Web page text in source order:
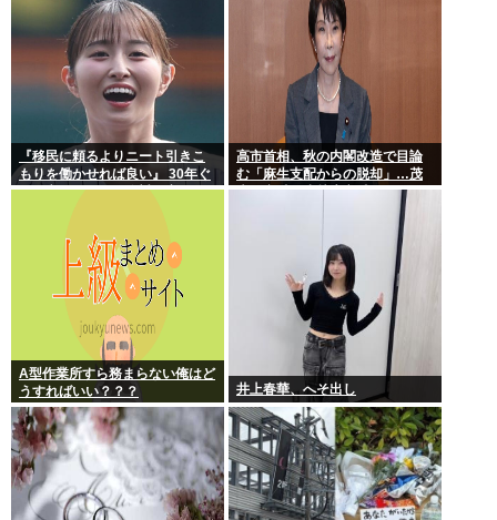
『移民に頼るよりニート引きこ
もりを働かせれば良い』 30年ぐ
らい言ってるけど絶対に実現し
高市首相、秋の内閣改造で目論
む「麻生支配からの脱却」…茂
木敏充氏も小林鷹之氏もクビ
A型作業所すら務まらない俺はど
うすればいい？？？
井上春華、へそ出し